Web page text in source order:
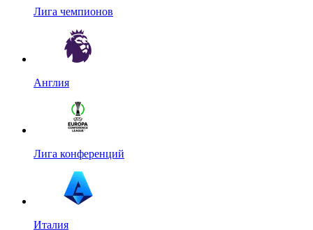
Лига чемпионов
Англия
Лига конференций
Италия